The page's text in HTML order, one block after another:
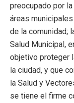
preocupado por
áreas
de la comunidad;
Salud Municipal,
objetivo proteger
la ciudad, y que
la Salud y
se tiene el firme